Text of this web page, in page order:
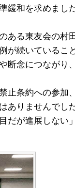
和を求めまし
る東友会の村
が続いている
断念につながり
条約への参加
ありませんでした
が進展しない